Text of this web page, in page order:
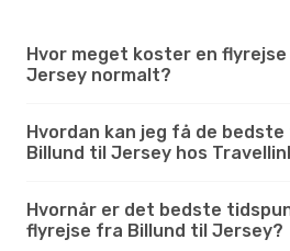
Hvor meget koster en
Jersey normalt?
Hvordan kan jeg få de
Billund til Jersey hos
Hvornår er det bedste
flyrejse fra Billund til Jersey?